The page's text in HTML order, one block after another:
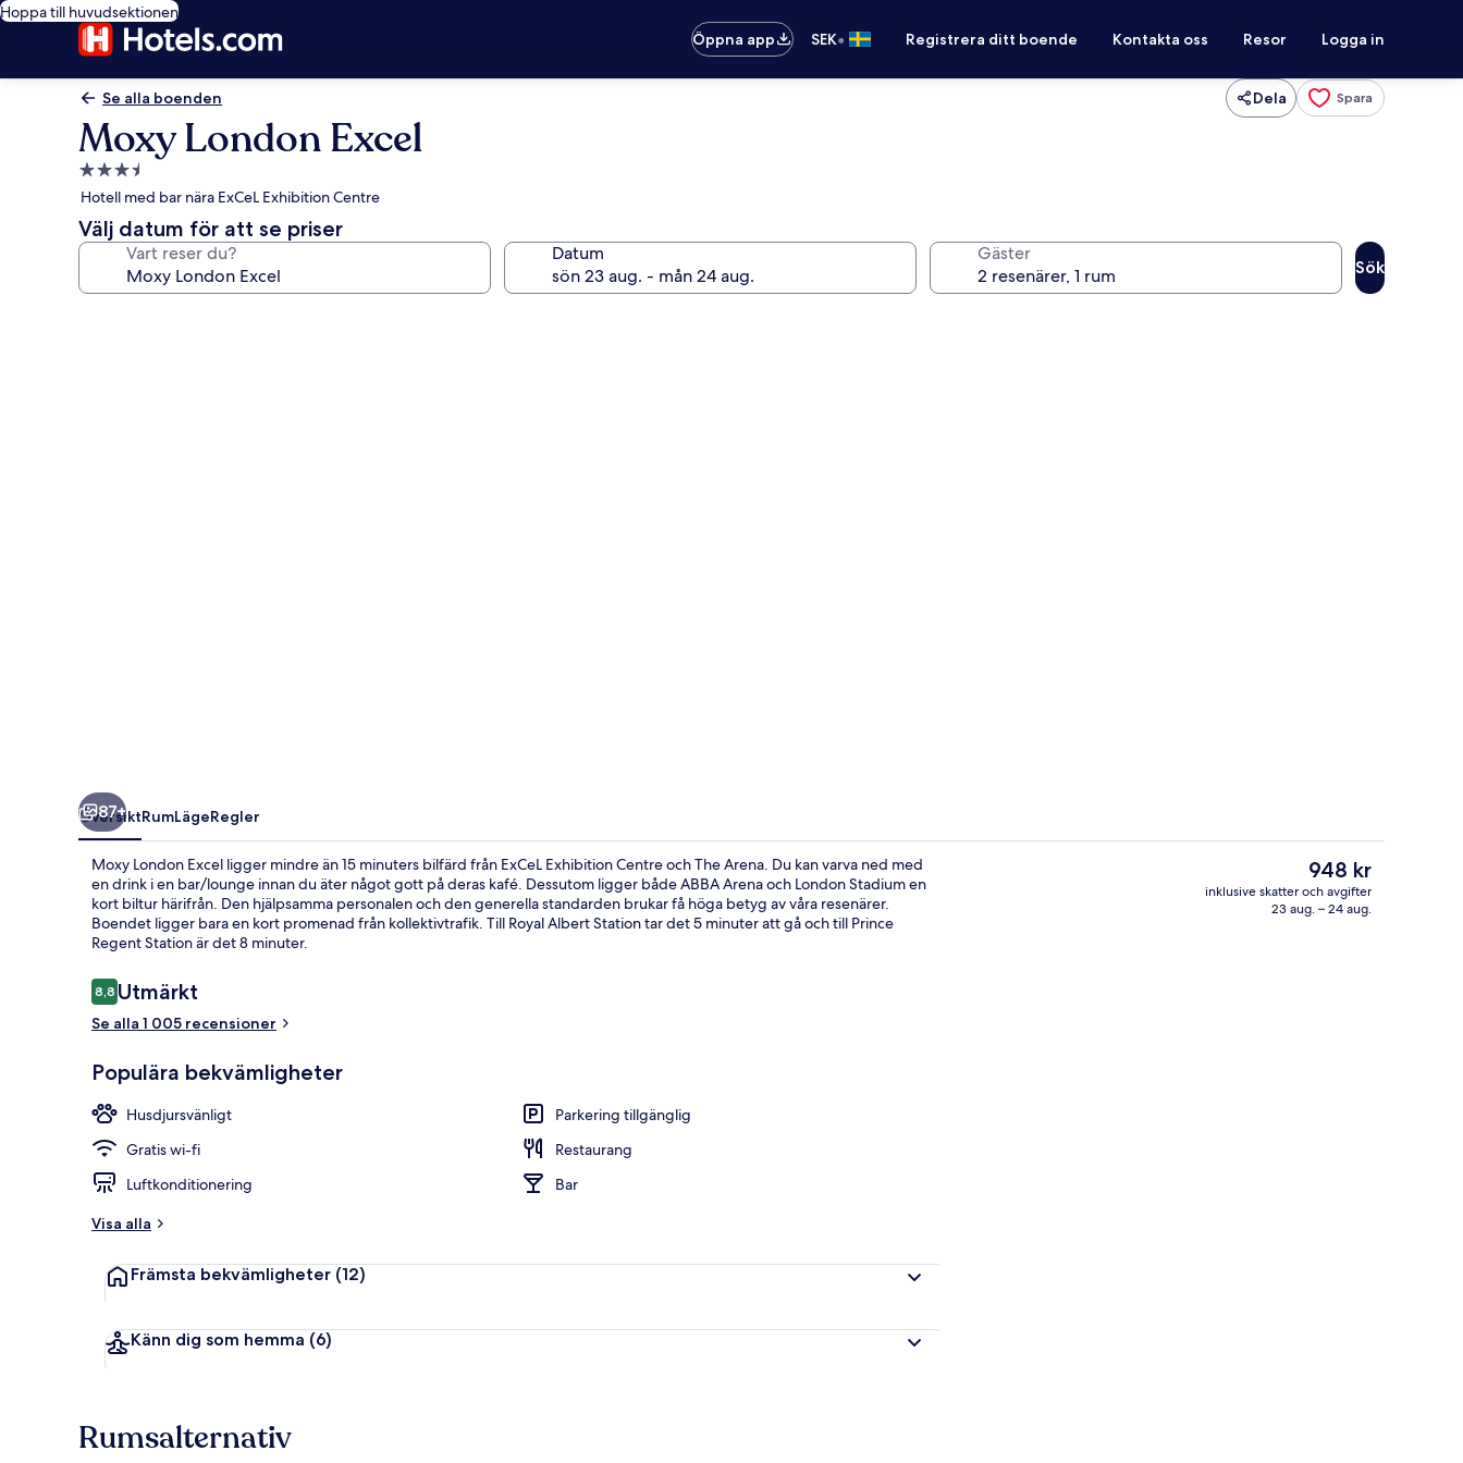
Hoppa till huvudsektionen
Öppna app
SEK• Registrera ditt boende Kontakta oss Resor Logga in
Se alla boenden Dela Spara
Moxy London Excel
3.5-
stjärnigt
boende
Hotell med bar nära ExCeL Exhibition Centre
Välj datum för att se priser
Vart reser du? Datum Gäster
Sök
Sittområde i lobbyn Mat och dryck
87+
ÖversiktRumLägeRegler
Moxy London Excel ligger mindre än 15 minuters bilfärd från ExCeL Exhibition Centre och The Arena. Du kan varva ned med
en drink i en bar/lounge innan du äter något gott på deras kafé. Dessutom ligger både ABBA Arena och London Stadium en
kort biltur härifrån. Den hjälpsamma personalen och den generella standarden brukar få höga betyg av våra resenärer.
Boendet ligger bara en kort promenad från kollektivtrafik. Till Royal Albert Station tar det 5 minuter att gå och till Prince
Regent Station är det 8 minuter.
Recensioner
8,88,8 av 10,
Utmärkt
Se alla 1 005 recensioner
Populära bekvämligheter
Husdjursvänligt
Parkering tillgänglig
Gratis wi-fi
Restaurang
Luftkonditionering
Bar
Visa alla
Främsta bekvämligheter (12)
Känn dig som hemma (6)
Det
nuvarande
priset
948 kr
inklusive skatter och avgifter
23 aug. – 24 aug.
Rumsalternativ